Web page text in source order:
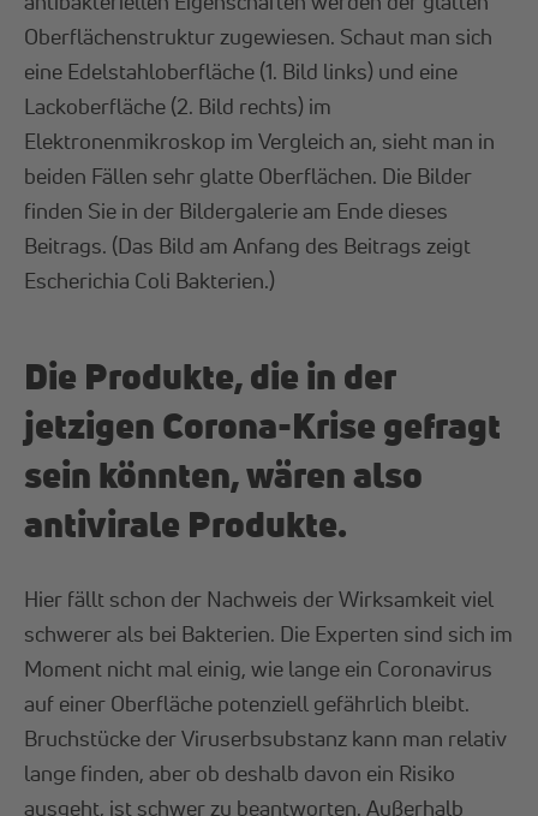
Oberflächenstruktur zugewiesen. Schaut man sich
eine Edelstahloberfläche (1. Bild links) und eine
Lackoberfläche (2. Bild rechts) im
Elektronenmikroskop im Vergleich an, sieht man in
beiden Fällen sehr glatte Oberflächen. Die Bilder
finden Sie in der Bildergalerie am Ende dieses
Beitrags. (Das Bild am Anfang des Beitrags zeigt
Escherichia Coli Bakterien.)
Die Produkte, die in der
jetzigen Corona-Krise gefragt
sein könnten, wären also
antivirale Produkte.
Hier fällt schon der Nachweis der Wirksamkeit viel
schwerer als bei Bakterien. Die Experten sind sich im
Moment nicht mal einig, wie lange ein Coronavirus
auf einer Oberfläche potenziell gefährlich bleibt.
Bruchstücke der Viruserbsubstanz kann man relativ
lange finden, aber ob deshalb davon ein Risiko
ausgeht, ist schwer zu beantworten. Außerhalb